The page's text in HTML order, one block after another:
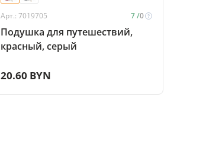
Арт.: 7019705 7 /0
Подушка для путешествий,
красный, серый
20.60 BYN